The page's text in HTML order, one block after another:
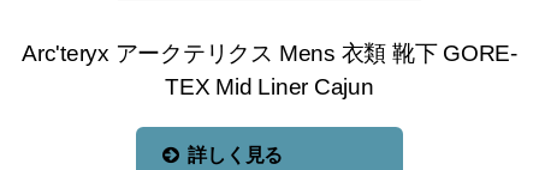
Arc'teryx アークテリクス Mens 衣類 靴下 GORE-
TEX Mid Liner Cajun
詳しく見る